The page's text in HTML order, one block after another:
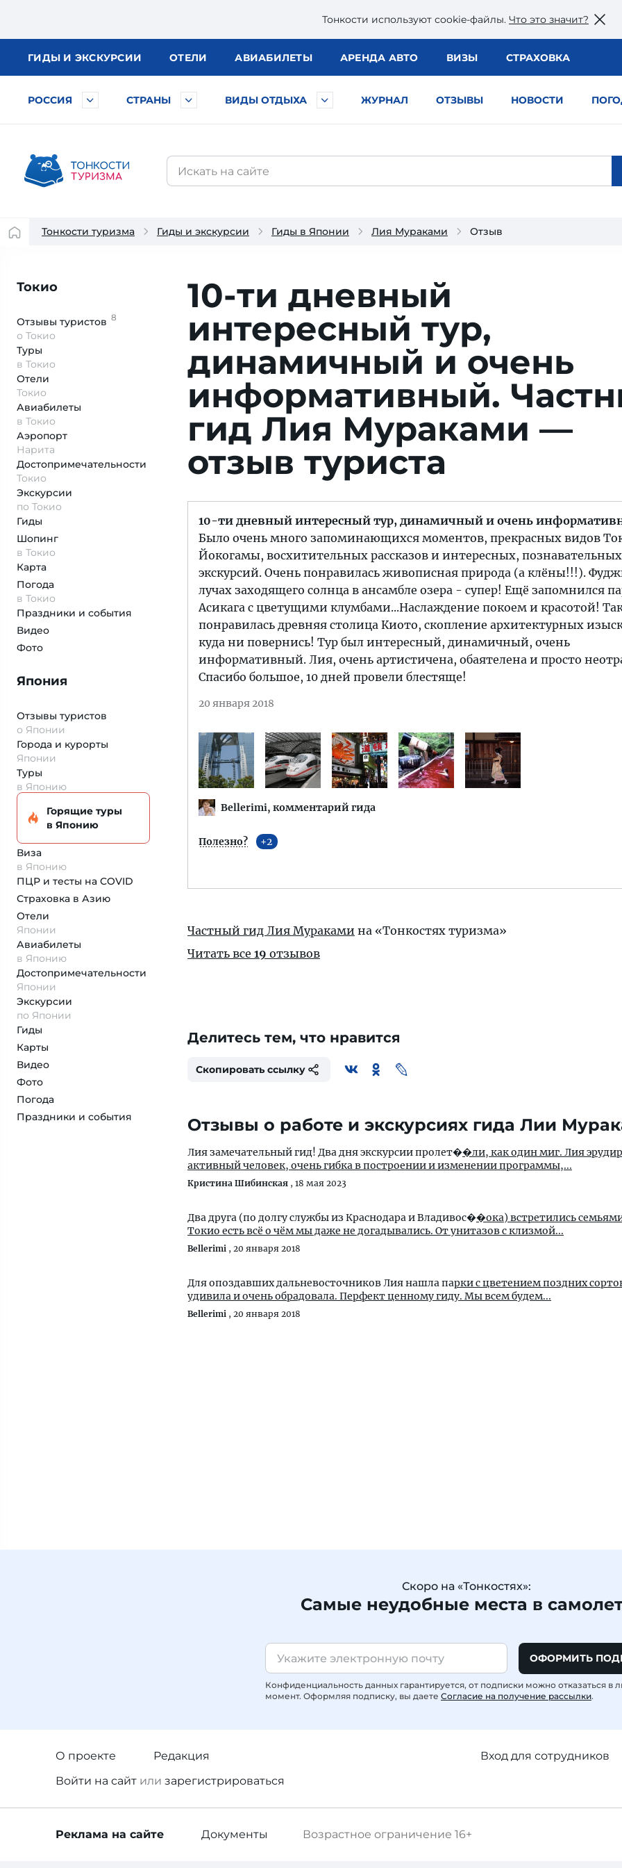
Тонкости используют сookie-файлы. Что это значит?
ГИДЫ И ЭКСКУРСИИ ОТЕЛИ АВИАБИЛЕТЫ АРЕНДА АВТО ВИЗЫ СТРАХОВКА
РОССИЯ СТРАНЫ ВИДЫ ОТДЫХА ЖУРНАЛ ОТЗЫВЫ НОВОСТИ
Тонкости туризма Гиды и экскурсии Гиды в Японии Лия Мураками Отзыв
Токио
Отзывы туристов 8
о Токио
Туры
в Токио
Отели
Токио
Авиабилеты
в Токио
Аэропорт
Нарита
Достопримеча­тельности
Токио
Экскурсии
по Токио
Гиды
Шопинг
в Токио
Карта
Погода
в Токио
Праздники и события
Видео
Фото
Япония
Отзывы туристов
о Японии
Города и курорты
Японии
Туры
в Японию
Горящие туры
в Японию
Виза
в Японию
ПЦР и тесты на COVID
Страховка в Азию
Отели
Японии
Авиабилеты
в Японию
Достопримеча­тельности
Японии
Экскурсии
по Японии
Гиды
Карты
Видео
Фото
Погода
Праздники и события
10-ти дневный
интересный тур,
динамичный и очень
информативный.
гид Лия Мураками —
отзыв туриста
10-ти дневный интересный тур, динамичный и очень
Было очень много запоминающихся моментов, прекрасных видов
Йокогамы, восхитительных рассказов и интересных, познавательных
экскурсий. Очень понравилась живописная природа (а клёны!!!).
лучах заходящего солнца в ансамбле озера - супер! Ещё запомнился
Асикага с цветущими клумбами...Наслаждение покоем и красотой!
понравилась древняя столица Киото, скопление архитектурных
куда ни повернись! Тур был интересный, динамичный, очень
информативный. Лия, очень артистичена, обаятелена и просто
Спасибо большое, 10 дней провели блестяще!
20 января 2018
Bellerimi, комментарий гида
Полезно? 2
Частный гид Лия Мураками на «Тонкостях туризма»
Читать все 19 отзывов
Делитесь тем, что нравится
Скопировать ссылку
Отзывы о работе и экскурсиях гида Лии
Лия замечательный гид! Два дня экскурсии пролет��ли, как один миг. Лия эрудированный и
активный человек, очень гибка в построении и изменении программы,...
Кристина Шибинская , 18 мая 2023
Два друга (по долгу службы из Краснодара и Владивос��ока) встретились
Токио есть всё о чём мы даже не догадывались. От унитазов с клизмой...
Bellerimi , 20 января 2018
Для опоздавших дальневосточников Лия нашла парки с цветением поздних
удивила и очень обрадовала. Перфект ценному гиду. Мы всем будем...
Bellerimi , 20 января 2018
Скоро на «Тонкостях»:
Самые неудобные места в
ОФОРМИТЬ
Конфиденциальность данных гарантируется, от подписки можно отказаться в
момент. Оформляя подписку, вы даете Согласие на получение рассылки.
О проекте
Редакция
Войти на сайт или зарегистрироваться
Вход для сотрудников
Возрастное ограничение 16+
Реклама на сайте Документы